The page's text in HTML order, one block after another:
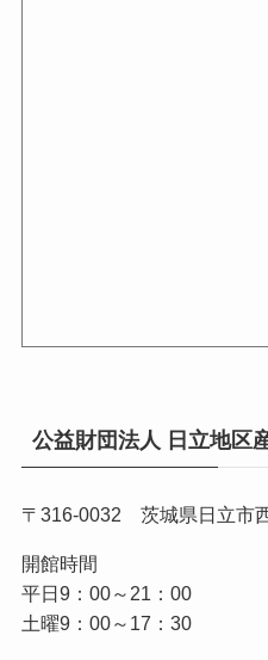
公益財団法人 日立地区
〒316-0032 茨城県日立市
開館時間
平日9：00～21：00
土曜9：00～17：30